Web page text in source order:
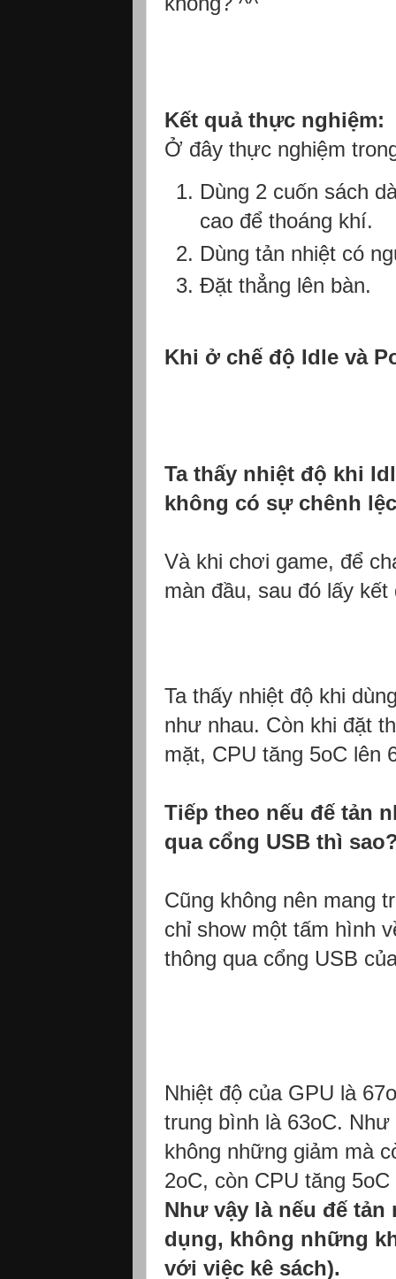
Kết quả thực nghiệm:
Ở đây thực nghiệm
Dùng 2 cuốn sách
cao để thoáng khí.
Dùng tản nhiệt có
Đặt thẳng lên bàn.
Khi ở chế độ Idle và
Ta thấy nhiệt độ khi
không có sự chênh
Và khi chơi game, để
màn đầu, sau đó lấy kết
Ta thấy nhiệt độ khi
như nhau. Còn khi đặt
mặt, CPU tăng 5oC lên
Tiếp theo nếu đế tản
qua cổng USB thì
Cũng không nên mang
chỉ show một tấm hình
thông qua cổng USB
Nhiệt độ của GPU là
trung bình là 63oC.
không những giảm mà
2oC, còn CPU tăng
Như vậy là nếu đế
dụng, không những
với việc kê sách).